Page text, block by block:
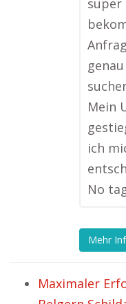
super
Mein
ich
No
Mehr
Maximaler